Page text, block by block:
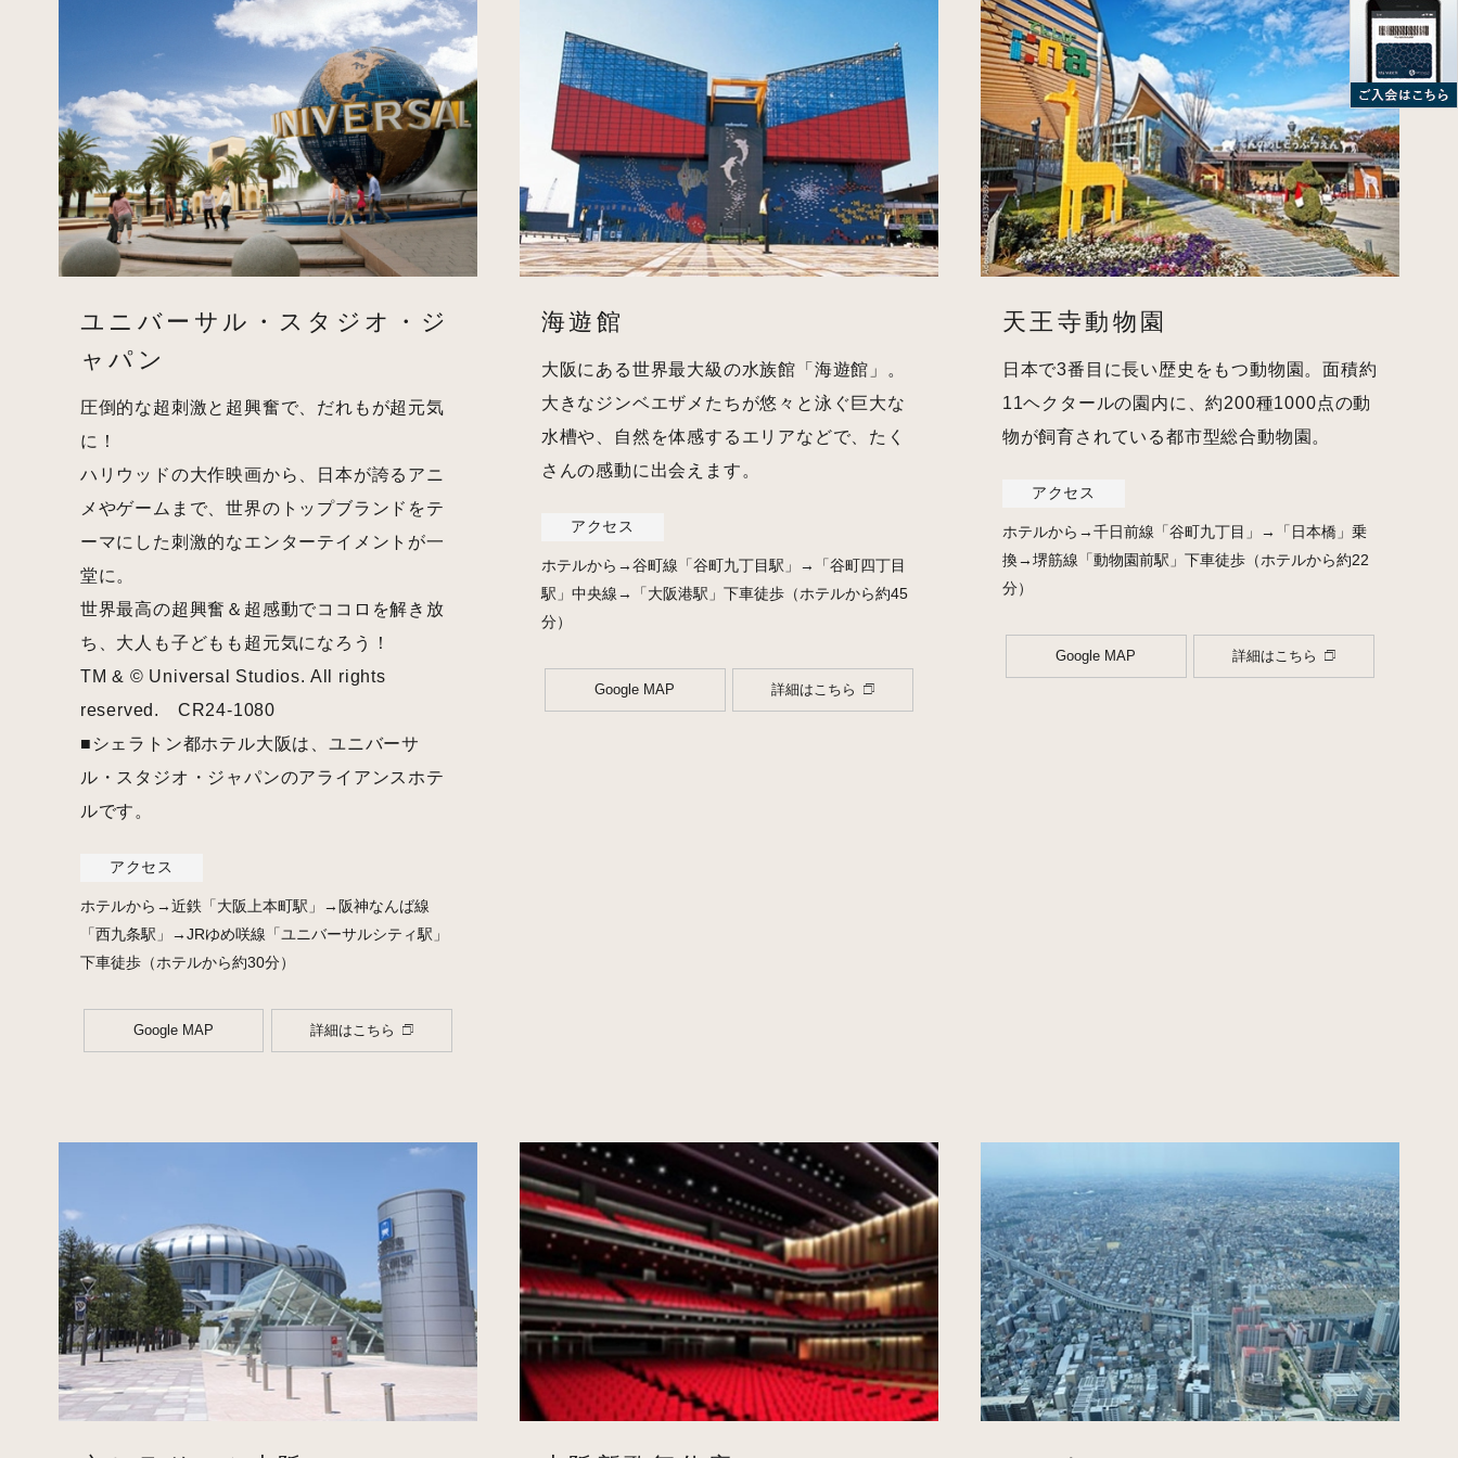
ユニバーサル・スタジオ・ジ
ャパン
圧倒的な超刺激と超興奮で、だれもが超元気
に！
ハリウッドの大作映画から、日本が誇るアニ
メやゲームまで、世界のトップブランドをテ
ーマにした刺激的なエンターテイメントが一
堂に。
世界最高の超興奮＆超感動でココロを解き放
ち、大人も子どもも超元気になろう！
TM & © Universal Studios. All rights
reserved. CR24-1080
■シェラトン都ホテル大阪は、ユニバーサ
ル・スタジオ・ジャパンのアライアンスホテ
ルです。
アクセス
ホテルから→近鉄「大阪上本町駅」→阪神なんば線
「西九条駅」→JRゆめ咲線「ユニバーサルシティ駅」
下車徒歩（ホテルから約30分）
Google MAP 詳細はこちら
海遊館
大阪にある世界最大級の水族館「海遊館」。
大きなジンベエザメたちが悠々と泳ぐ巨大な
水槽や、自然を体感するエリアなどで、たく
さんの感動に出会えます。
アクセス
ホテルから→谷町線「谷町九丁目駅」→「谷町四丁目
駅」中央線→「大阪港駅」下車徒歩（ホテルから約45
分）
Google MAP 詳細はこちら
天王寺動物園
日本で3番目に長い歴史をもつ動物園。面積約
11ヘクタールの園内に、約200種1000点の動
物が飼育されている都市型総合動物園。
アクセス
ホテルから→千日前線「谷町九丁目」→「日本橋」乗
換→堺筋線「動物園前駅」下車徒歩（ホテルから約22
分）
Google MAP 詳細はこちら